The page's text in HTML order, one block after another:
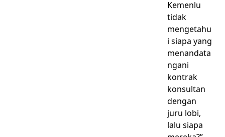
Kemenlu
tidak
mengetahu
i siapa yang
menandata
ngani
kontrak
konsultan
dengan
juru lobi,
lalu siapa